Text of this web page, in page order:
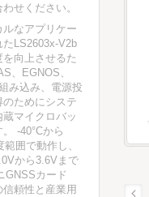
せください。
ルなアプリケー
LS2603x-V2b
向上させるた
、EGNOS、
み込み、電源投
ためにシステ
マイクロバッ
-40°Cから
囲で動作し、
から3.6Vまで
GNSSカード
頼性と産業用